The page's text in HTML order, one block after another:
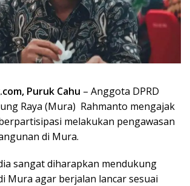
Puruk Cahu – Anggota DPRD
Raya (Mura) Rahmanto mengajak
melakukan pengawasan
di Mura.
sangat diharapkan mendukung
Mura agar berjalan lancar sesuai